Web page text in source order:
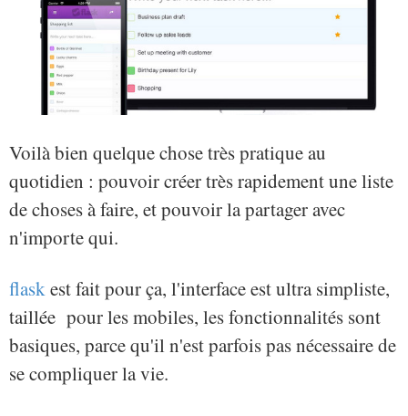
Voilà bien quelque chose très pratique au
quotidien : pouvoir créer très rapidement une liste
de choses à faire, et pouvoir la partager avec
n'importe qui.
flaskest fait pour ça, l'interface est ultra simpliste,
taillée pour les mobiles, les fonctionnalités sont
basiques, parce qu'il n'est parfois pas nécessaire de
se compliquer la vie.